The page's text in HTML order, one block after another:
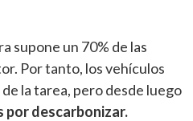
supone un 70% de las
Por tanto, los vehículos
la tarea, pero desde luego
por descarbonizar.